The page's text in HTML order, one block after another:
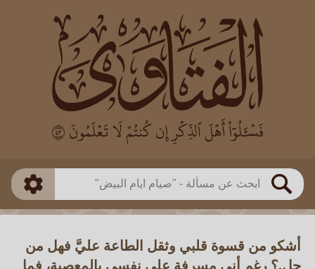
بحث
العالم
بن باز
بن العثيمين
اللجنة الدائمة
طريقة البحث
ذكي
أشكو من قسوة قلبي وثقل الطاعة عليَّ فهل من